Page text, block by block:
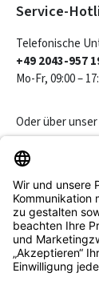
Service-
Telefonische
+49 2043-957
Mo-Fr, 09:00 –
Oder über unser
Service &
Informationen